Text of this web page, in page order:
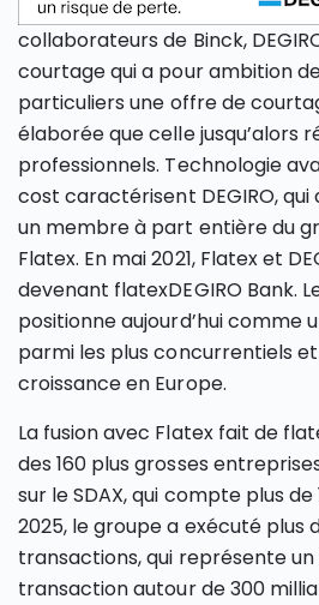
collaborateurs de Binck,
courtage qui a pour ambition
particuliers une offre de
élaborée que celle jusqu’alors
professionnels. Technologie
cost caractérisent DEGIRO, qui
un membre à part entière du
Flatex. En mai 2021, Flatex et
devenant flatexDEGIRO Bank.
positionne aujourd’hui comme
parmi les plus concurrentiels
croissance en Europe.
La fusion avec Flatex fait de
des 160 plus grosses
sur le SDAX, qui compte plus de
2025, le groupe a exécuté plus
transactions, qui représente
transaction autour de 300